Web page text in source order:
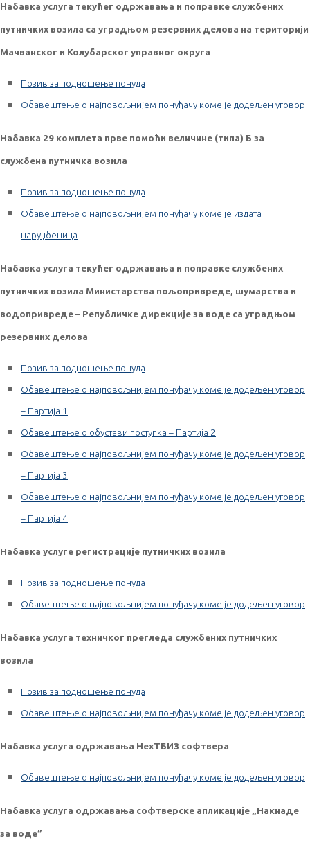
Набавка услуга текућег одржавања и поправке службених
путничких возила са уградњом резервних делова на територији
Мачванског и Колубарског управног округа
Позив за подношење понуда
Обавештење о најповољнијем понуђачу коме је додељен уговор
Набавка 29 комплета прве помоћи величине (типа) Б за
службена путничка возила
Позив за подношење понуда
Обавештење о најповољнијем понуђачу коме је издата
наруџбеница
Набавка услуга текућег одржавања и поправке службених
путничких возила Министарства пољопривреде, шумарства и
водопривреде – Републичке дирекције за воде са уградњом
резервних делова
Позив за подношење понуда
Обавештење о најповољнијем понуђачу коме је додељен уговор
– Партија 1
Обавештење о обустави поступка – Партија 2
Обавештење о најповољнијем понуђачу коме је додељен уговор
– Партија 3
Обавештење о најповољнијем понуђачу коме је додељен уговор
– Партија 4
Набавка услуге регистрације путничких возила
Позив за подношење понуда
Обавештење о најповољнијем понуђачу коме је додељен уговор
Набавка услуга техничког прегледа службених путничких
возила
Позив за подношење понуда
Обавештење о најповољнијем понуђачу коме је додељен уговор
Набавка услуга одржавања НеxТБИЗ софтвера
Обавештење о најповољнијем понуђачу коме је додељен уговор
Набавка услуга одржавања софтверске апликације „Накнаде
за воде”